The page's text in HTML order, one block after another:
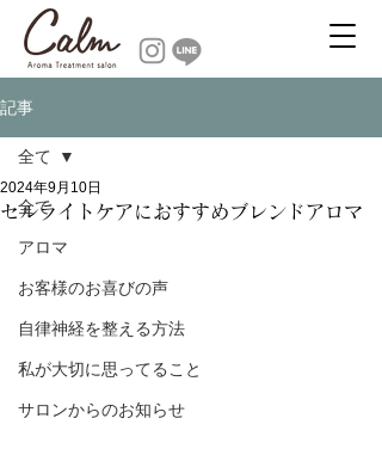
記事
全て
アロマ
お客様のお喜びの声
自律神経を整える方法
私が大切に思ってること
サロンからのお知らせ
全て
セルライトケアにおすすめブレンドアロマ
2024年9月10日